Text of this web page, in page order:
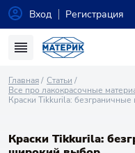
Вход Регистрация
Главная
Статьи
Все про лакокрасочные
Краски Tikkurila:
Краски Tikkurila: